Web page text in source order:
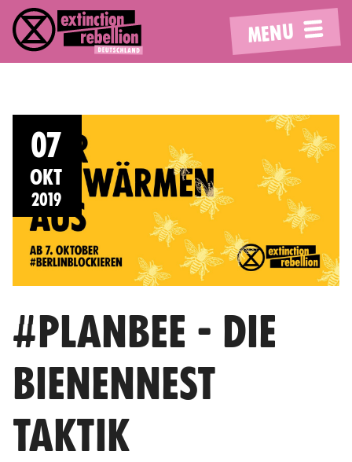
MENU
07
OKT
2019
#PLANBEE - DIE
BIENENNEST
TAKTIK